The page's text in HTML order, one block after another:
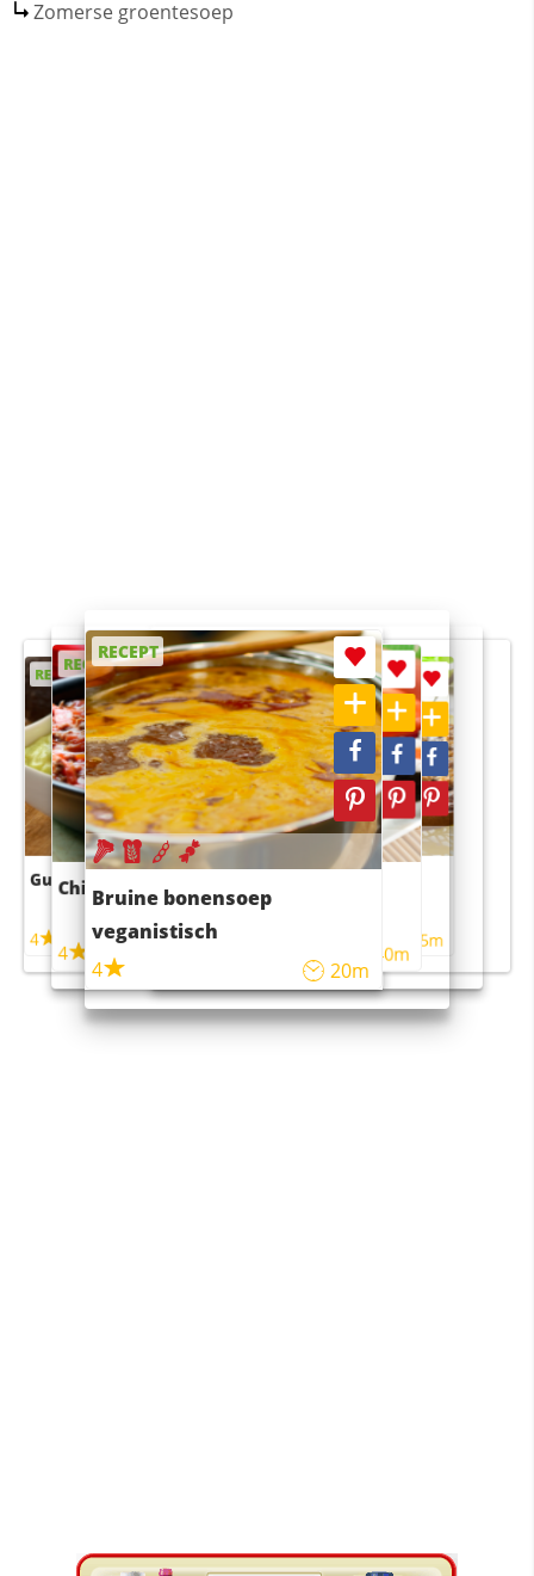
Zomerse groentesoep
RECEPT
Guacamole
4
RECEPT
Chili con carne
4
RECEPT
Bruine bonensoep
veganistisch
4
20m
RECEPT
Sushi rijstsalade
maaltijdsalade
40m
RECEPT
4 55m